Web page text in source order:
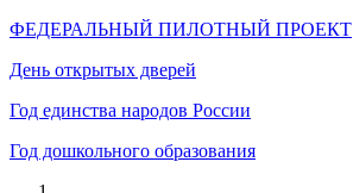
ФЕДЕРАЛЬНЫЙ ПИЛОТНЫЙ ПРОЕКТ
День открытых дверей
Год единства народов России
Год дошкольного образования